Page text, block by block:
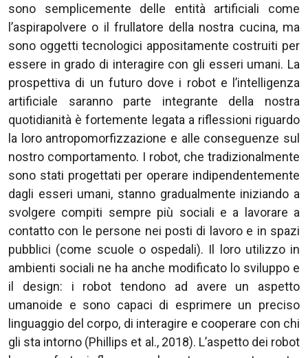
sono semplicemente delle entità artificiali come
l’aspirapolvere o il frullatore della nostra cucina, ma
sono oggetti tecnologici appositamente costruiti per
essere in grado di interagire con gli esseri umani. La
prospettiva di un futuro dove i robot e l’intelligenza
artificiale saranno parte integrante della nostra
quotidianità è fortemente legata a riflessioni riguardo
la loro antropomorfizzazione e alle conseguenze sul
nostro comportamento. I robot, che tradizionalmente
sono stati progettati per operare indipendentemente
dagli esseri umani, stanno gradualmente iniziando a
svolgere compiti sempre più sociali e a lavorare a
contatto con le persone nei posti di lavoro e in spazi
pubblici (come scuole o ospedali). Il loro utilizzo in
ambienti sociali ne ha anche modificato lo sviluppo e
il design: i robot tendono ad avere un aspetto
umanoide e sono capaci di esprimere un preciso
linguaggio del corpo, di interagire e cooperare con chi
gli sta intorno (Phillips et al., 2018). L’aspetto dei robot